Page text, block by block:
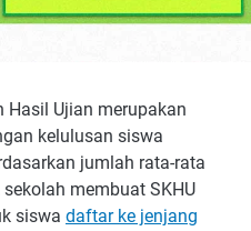
Hasil Ujian merupakan
kelulusan siswa
jumlah rata-rata
membuat SKHU
siswa daftar ke jenjang